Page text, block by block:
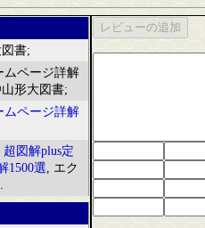
書;
ムページ詳解
形大図書;
ムページ詳解
超図解plus定
1500選, エク